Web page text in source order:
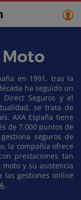
Moto
en 1991, tras la
ha seguido un
Seguros y el
se trata de
AXA España tiene
de 7.000 puntos de
seguros de
la compañía ofrece
prestaciones tan
moto y su asistencia
las gestiones online
.